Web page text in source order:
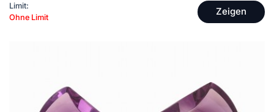
Limit:
Ohne Limit
Zeigen